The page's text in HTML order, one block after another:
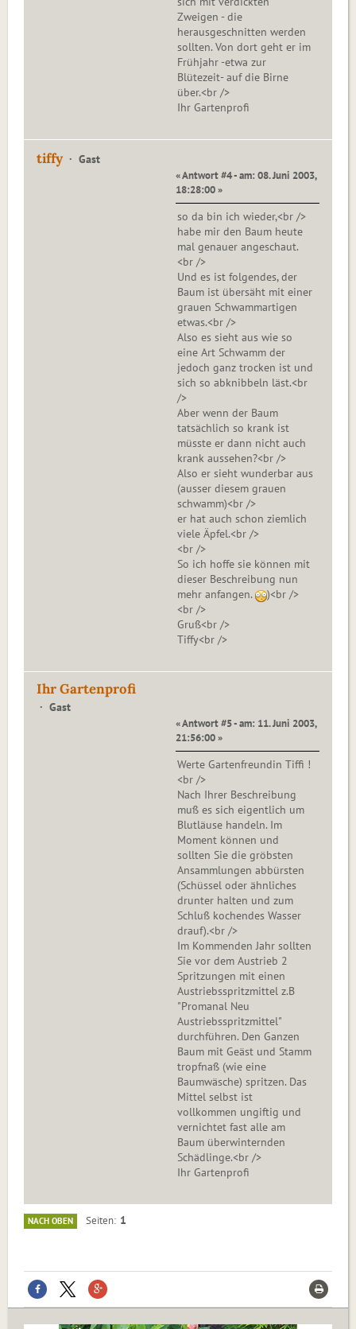
Zweigen - die
herausgeschnitten werden
sollten. Von dort geht er im
Frühjahr -etwa zur
Blütezeit- auf die Birne
über.<br />
Ihr Gartenprofi
tiffy Gast
« Antwort #4 - am: 08. Juni 2003,
18:28:00 »
so da bin ich wieder,<br />
habe mir den Baum heute
mal genauer angeschaut.
<br />
Und es ist folgendes, der
Baum ist übersäht mit einer
grauen Schwammartigen
etwas.<br />
Also es sieht aus wie so
eine Art Schwamm der
jedoch ganz trocken ist und
sich so abknibbeln läst.<br
/>
Aber wenn der Baum
tatsächlich so krank ist
müsste er dann nicht auch
krank aussehen?<br />
Also er sieht wunderbar aus
(ausser diesem grauen
schwamm)<br />
er hat auch schon ziemlich
viele Äpfel.<br />
<br />
So ich hoffe sie können mit
dieser Beschreibung nun
mehr anfangen.
)<br />
<br />
Gruß<br />
Tiffy<br />
Ihr Gartenprofi
Gast
« Antwort #5 - am: 11. Juni 2003,
21:56:00 »
Werte Gartenfreundin Tiffi !
<br />
Nach Ihrer Beschreibung
muß es sich eigentlich um
Blutläuse handeln. Im
Moment können und
sollten Sie die gröbsten
Ansammlungen abbürsten
(Schüssel oder ähnliches
drunter halten und zum
Schluß kochendes Wasser
drauf).<br />
Im Kommenden Jahr sollten
Sie vor dem Austrieb 2
Spritzungen mit einen
Austriebsspritzmittel z.B
"Promanal Neu
Austriebsspritzmittel"
durchführen. Den Ganzen
Baum mit Geäst und Stamm
tropfnaß (wie eine
Baumwäsche) spritzen. Das
Mittel selbst ist
vollkommen ungiftig und
vernichtet fast alle am
Baum überwinternden
Schädlinge.<br />
Ihr Gartenprofi
NACH OBEN Seiten 1